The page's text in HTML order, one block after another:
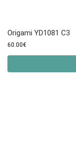
Origami YD1081 C3
60.00€